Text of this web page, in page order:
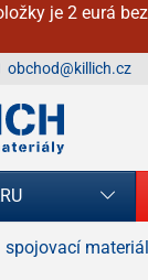
je 2 eurá
obchod@killich.cz
spojovací materiál